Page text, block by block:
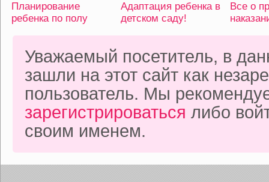
Планирование
ребенка по полу
Адаптация ребенка в
детском саду!
Все о
Уважаемый посетитель, в
зашли на этот сайт как
пользователь. Мы
зарегистрироваться либо
своим именем.